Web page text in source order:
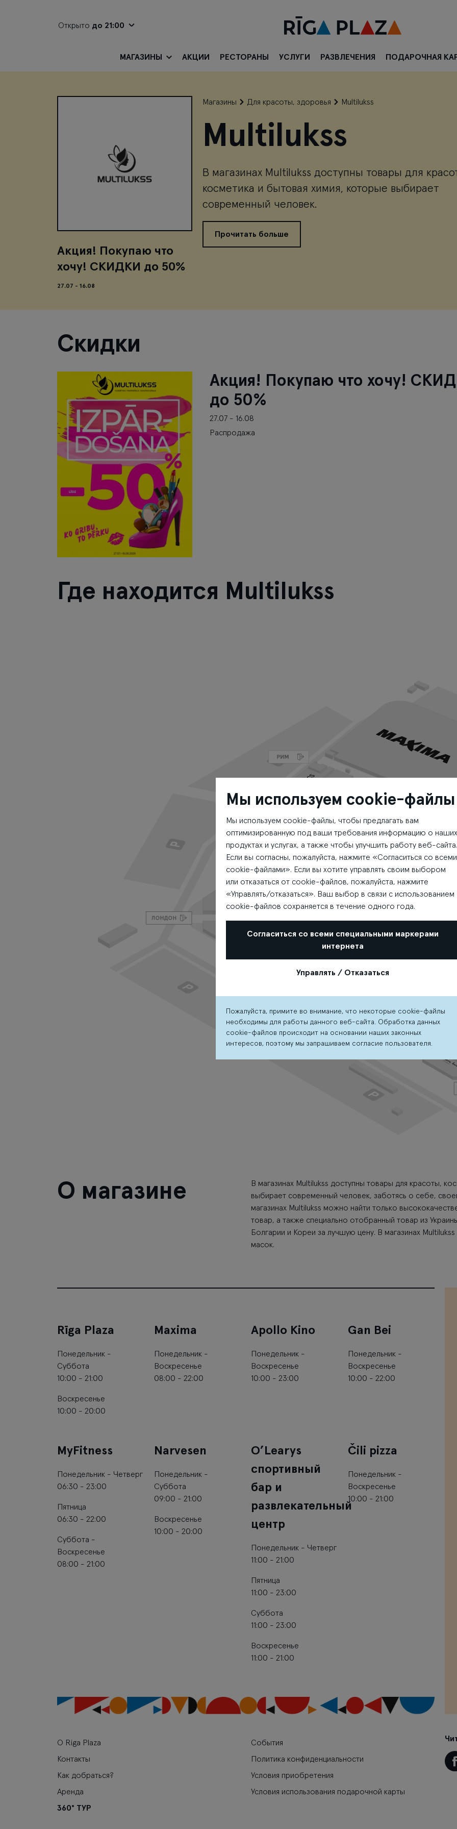
Открыто до 21:00
МАГАЗИНЫ АКЦИИ РЕСТОРАНЫ УСЛУГИ РАЗВЛЕЧЕНИЯ ПОДАРОЧНАЯ
Акция! Покупаю что
хочу! СКИДКИ до 50%
27.07 - 16.08
Магазины Для красоты, здоровья Multilukss
Multilukss
В магазинах Multilukss доступны товары для
косметика и бытовая химия, которые выбирает
современный человек.
Прочитать больше
Скидки
Акция! Покупаю что хочу!
до 50%
27.07 - 16.08
Распродажа
Где находится Multilukss
О магазине
В магазинах Multilukss доступны товары для красоты,
выбирает современный человек, заботясь о себе,
магазинах Multilukss можно найти только
товар, а также специально отобранный товар из
Болгарии и Кореи за лучшую цену. В магазинах
масок.
Rīga Plaza
Понедельник -
Суббота
10:00 - 21:00
Воскресенье
10:00 - 20:00
Maxima
Понедельник -
Воскресенье
08:00 - 22:00
Apollo Kino
Понедельник -
Воскресенье
10:00 - 23:00
Gan Bei
Понедельник -
Воскресенье
10:00 - 22:00
MyFitness
Понедельник - Четверг
06:30 - 23:00
Пятница
06:30 - 22:00
Суббота -
Воскресенье
08:00 - 21:00
Narvesen
Понедельник -
Суббота
09:00 - 21:00
Воскресенье
10:00 - 20:00
O’Learys
спортивный
бар и
развлекательный
центр
Понедельник - Четверг
11:00 - 21:00
Пятница
11:00 - 23:00
Суббота
11:00 - 23:00
Воскресенье
11:00 - 21:00
Čili pizza
Понедельник -
Воскресенье
10:00 - 21:00
О Riga Plaza
Контакты
Как добраться?
Аренда
360° ТУР
События
Политика конфиденциальности
Условия приобретения
Условия использования подарочной карты
Мы используем cookie-файлы
Мы используем cookie-файлы, чтобы предлагать вам
оптимизированную под ваши требования информацию о наших
продуктах и услугах, а также чтобы улучшить работу веб-сайта.
Если вы согласны, пожалуйста, нажмите «Согласиться со всеми
cookie-файлами». Если вы хотите управлять своим выбором
или отказаться от cookie-файлов, пожалуйста, нажмите
«Управлять/отказаться». Ваш выбор в связи с использованием
cookie-файлов сохраняется в течение одного года.
Согласиться со всеми специальными маркерами
интернета
Управлять / Отказаться
Пожалуйста, примите во внимание, что некоторые cookie-файлы
необходимы для работы данного веб-сайта. Обработка данных
cookie-файлов происходит на основании наших законных
интересов, поэтому мы запрашиваем согласие пользователя.